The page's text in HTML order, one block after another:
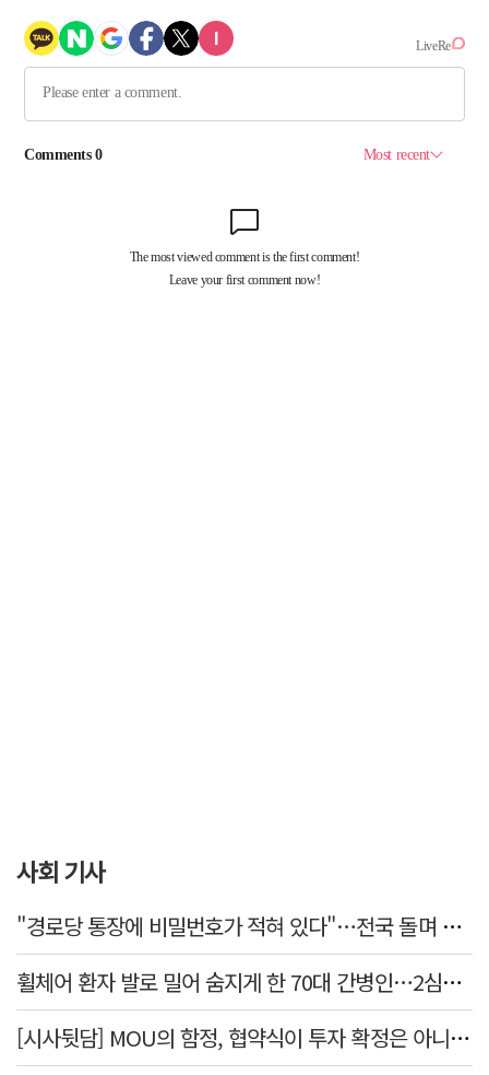
사회 기사
"경로당 통장에 비밀번호가 적혀 있다"…전국 돌며 경로당 13곳 턴 30대 구속
휠체어 환자 발로 밀어 숨지게 한 70대 간병인…2심도 집행유예
[시사뒷담] MOU의 함정, 협약식이 투자 확정은 아니긴 해